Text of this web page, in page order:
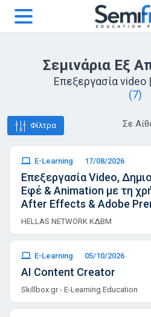
Σεμινάρια Εξ
Επεξεργασία video
(7)
Φίλτρα Σε
E-Learning 17/08/2026
Επεξεργασία Video,
Εφέ & Animation με τη
After Effects & Adobe
HELLAS NETWORK ΚΔΒΜ
E-Learning 05/10/2026
AI Content Creator
Skillbox.gr - E-Learning Education